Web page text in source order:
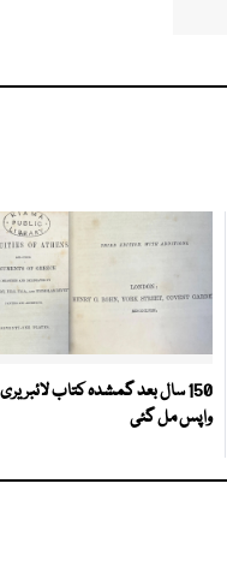
150 سال بعد گمشدہ کتاب
واپس مل گئی